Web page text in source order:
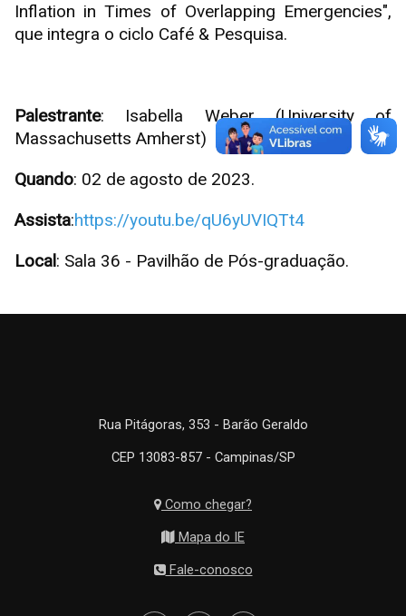
Inflation in Times of Overlapping Emergencies",
que integra o ciclo Café & Pesquisa.
Palestrante: Isabella Weber (University of
Massachusetts Amherst)
Quando: 02 de agosto de 2023.
Assista:https://youtu.be/qU6yUVIQTt4
Local: Sala 36 - Pavilhão de Pós-graduação.
Rua Pitágoras, 353 - Barão Geraldo
CEP 13083-857 - Campinas/SP
Como chegar?
Mapa do IE
Fale-conosco